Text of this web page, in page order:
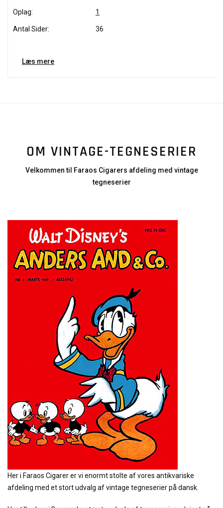
Oplag: 1
Antal Sider: 36
Læs mere
OM VINTAGE-TEGNESERIER
Velkommen til Faraos Cigarers afdeling med vintage
tegneserier
Her i Faraos Cigarer er vi enormt stolte af vores antikvariske
afdeling med et stort udvalg af vintage tegneserier på dansk.